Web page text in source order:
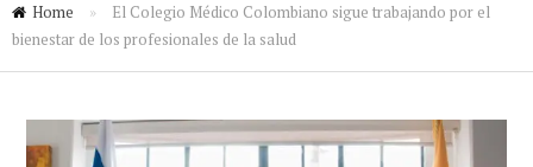
Home »
El Colegio Médico Colombiano sigue trabajando por el
bienestar de los profesionales de la salud